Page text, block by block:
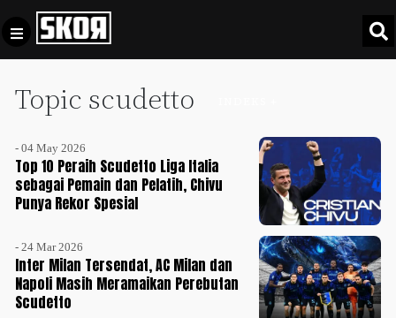
Topic scudetto
- 04 May 2026
Top 10 Peraih Scudetto Liga Italia
sebagai Pemain dan Pelatih, Chivu
Punya Rekor Spesial
- 24 Mar 2026
Inter Milan Tersendat, AC Milan dan
Napoli Masih Meramaikan Perebutan
Scudetto
Football +
Culture +
Sports
Timnas
Indonesia
Privacy
Pedoman
Pemberitaan
Media
Disclaimer
Tentang